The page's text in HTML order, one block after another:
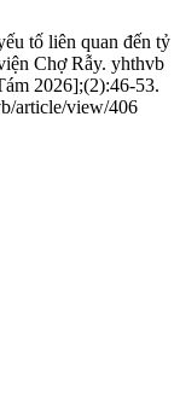
tố liên quan đến tỷ
Chợ Rẫy. yhthvb
2026];(2):46-53.
article/view/406